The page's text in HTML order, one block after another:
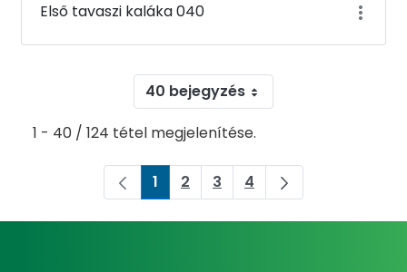
Első tavaszi kaláka 040
40 bejegyzés
1 - 40 / 124 tétel megjelenítése.
Oldal
1 Oldal
2 Oldal
3 Oldal
4